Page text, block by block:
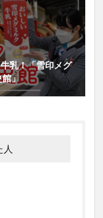
乳！「雪印メグ
」